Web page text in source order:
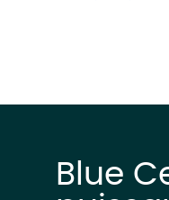
Blue